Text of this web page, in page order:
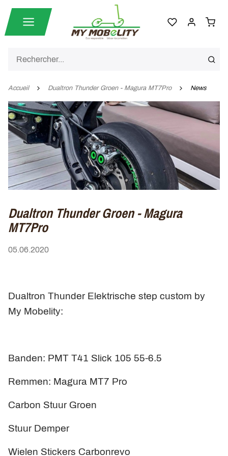
Accueil Dualtron Thunder Groen - Magura MT7Pro News
Dualtron Thunder Groen - Magura
MT7Pro
05.06.2020
Dualtron Thunder Elektrische step custom by
My Mobelity:
Banden: PMT T41 Slick 105 55-6.5
Remmen: Magura MT7 Pro
Carbon Stuur Groen
Stuur Demper
Wielen Stickers Carbonrevo